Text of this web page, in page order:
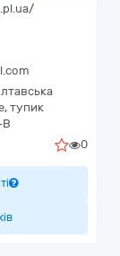
тупик
В
0